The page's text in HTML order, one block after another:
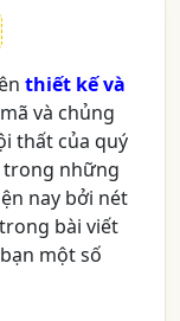
thiết kế và
và chủng
thất của quý
trong những
nay bởi nét
bài viết
một số